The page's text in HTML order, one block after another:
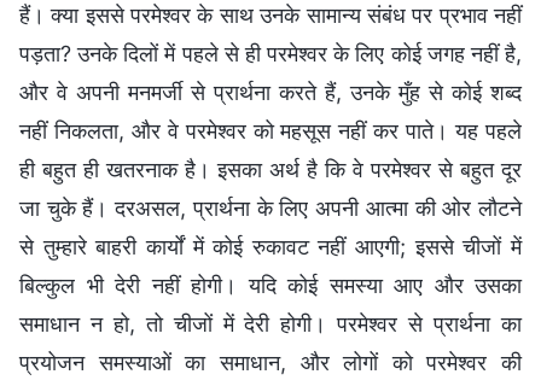
हैं। क्या इससे परमेश्वर के साथ उनके सामान्य संबंध पर प्रभाव नहीं
पड़ता? उनके दिलों में पहले से ही परमेश्वर के लिए कोई जगह नहीं है,
और वे अपनी मनमर्जी से प्रार्थना करते हैं, उनके मुँह से कोई शब्द
नहीं निकलता, और वे परमेश्वर को महसूस नहीं कर पाते। यह पहले
ही बहुत ही खतरनाक है। इसका अर्थ है कि वे परमेश्वर से बहुत दूर
जा चुके हैं। दरअसल, प्रार्थना के लिए अपनी आत्मा की ओर लौटने
से तुम्हारे बाहरी कार्यों में कोई रुकावट नहीं आएगी; इससे चीजों में
बिल्कुल भी देरी नहीं होगी। यदि कोई समस्या आए और उसका
समाधान न हो, तो चीजों में देरी होगी। परमेश्वर से प्रार्थना का
प्रयोजन समस्याओं का समाधान, और लोगों को परमेश्वर की